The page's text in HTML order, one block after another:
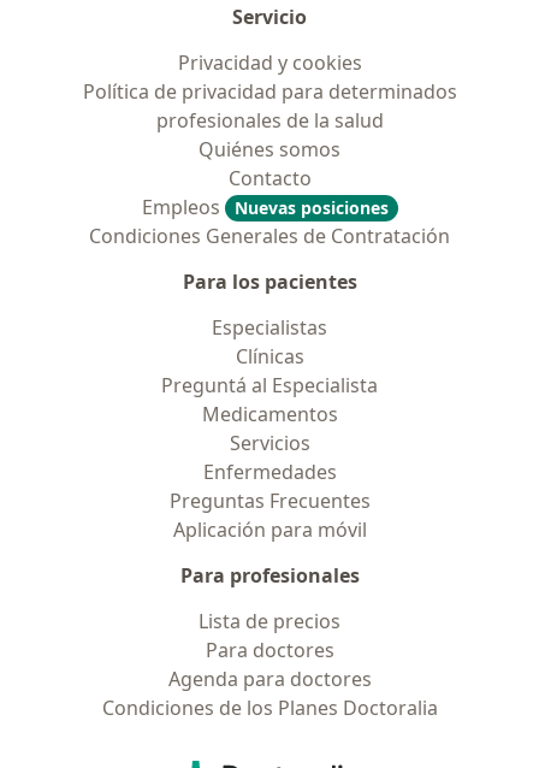
Servicio
Privacidad y cookies
Política de privacidad para determinados
profesionales de la salud
Quiénes somos
Contacto
Empleos
Nuevas posiciones
Condiciones Generales de Contratación
Para los pacientes
Especialistas
Clínicas
Preguntá al Especialista
Medicamentos
Servicios
Enfermedades
Preguntas Frecuentes
Aplicación para móvil
Para profesionales
Lista de precios
Para doctores
Agenda para doctores
Condiciones de los Planes Doctoralia